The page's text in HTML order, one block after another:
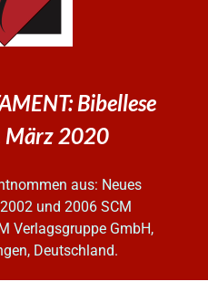
Bibellese
März 2020
aus: Neues
und 2006 SCM
Verlagsgruppe GmbH,
Deutschland.